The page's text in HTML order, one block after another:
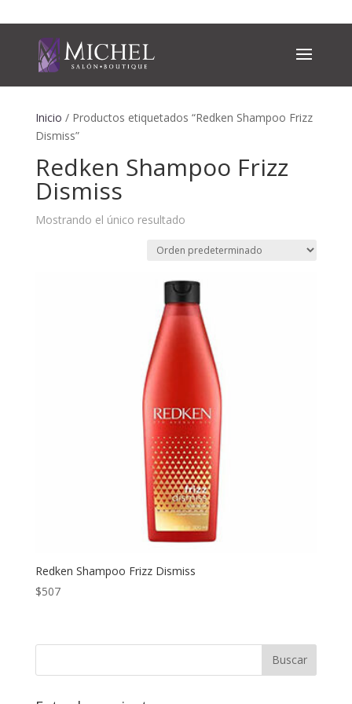
Inicio / Productos etiquetados “Redken Shampoo Frizz
Dismiss”
Redken Shampoo Frizz
Dismiss
Mostrando el único resultado
Redken Shampoo Frizz Dismiss
$507